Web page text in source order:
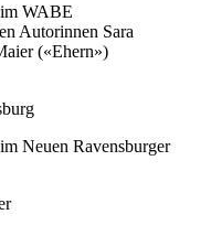
WABE
Autorinnen Sara
(«Ehern»)
Neuen Ravensburger